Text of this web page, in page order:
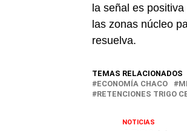
la señal es
las zonas núcleo
resuelva.
TEMAS RELACIONADOS
ECONOMÍA CHACO
RETENCIONES TRIGO
NOTICIAS